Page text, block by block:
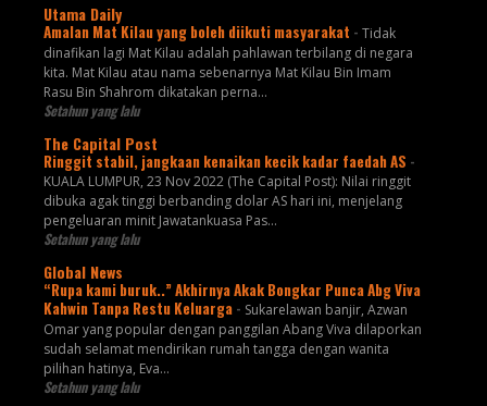
Utama Daily
Amalan Mat Kilau yang boleh diikuti masyarakat - Tidak
dinafikan lagi Mat Kilau adalah pahlawan terbilang di negara
kita. Mat Kilau atau nama sebenarnya Mat Kilau Bin Imam
Rasu Bin Shahrom dikatakan perna...
Setahun yang lalu
The Capital Post
Ringgit stabil, jangkaan kenaikan kecik kadar faedah AS -
KUALA LUMPUR, 23 Nov 2022 (The Capital Post): Nilai ringgit
dibuka agak tinggi berbanding dolar AS hari ini, menjelang
pengeluaran minit Jawatankuasa Pas...
Setahun yang lalu
Global News
“Rupa kami buruk..” Akhirnya Akak Bongkar Punca Abg Viva
Kahwin Tanpa Restu Keluarga - Sukarelawan banjir, Azwan
Omar yang popular dengan panggilan Abang Viva dilaporkan
sudah selamat mendirikan rumah tangga dengan wanita
pilihan hatinya, Eva...
Setahun yang lalu